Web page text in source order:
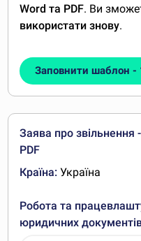
Word та PDF. Ви
використати знову.
Заповнити шаблон
Заява про звільнення
PDF
Країна: Україна
Робота та
юридичних